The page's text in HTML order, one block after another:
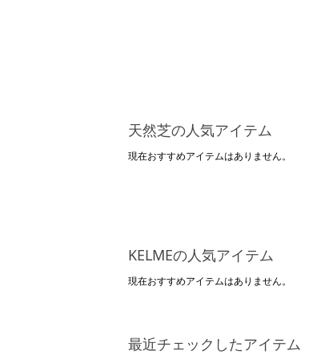
天然芝の人気アイテム
現在おすすめアイテムはありません。
KELMEの人気アイテム
現在おすすめアイテムはありません。
最近チェックしたアイテム